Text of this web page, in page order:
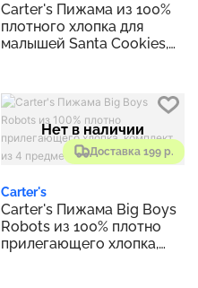
Carter's Пижама из 100%
плотного хлопка для
малышей Santa Cookies,
Доставка 199 р.
Нет в наличии
Carter's
Carter's Пижама Big Boys
Robots из 100% плотно
прилегающего хлопка,